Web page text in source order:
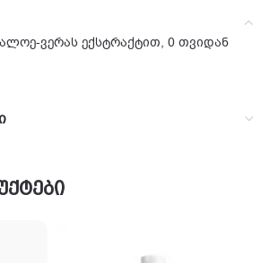
ვერას ექსტრაქტით, 0 თვიდან